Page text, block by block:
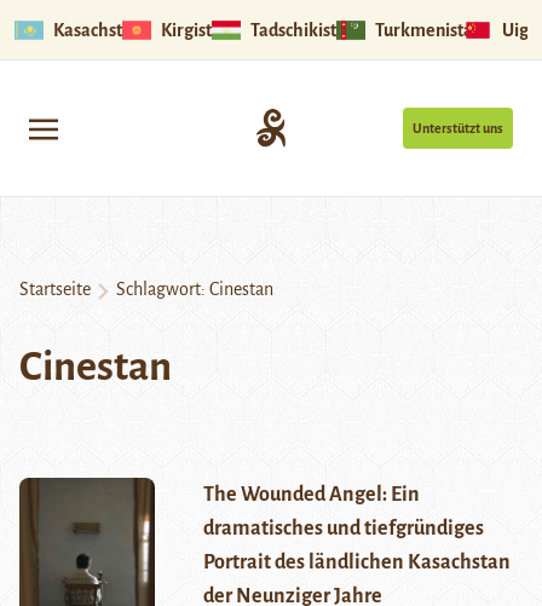
Kasachstan Kirgistan Tadschikistan Turkmenistan
Unterstützt uns
Startseite Schlagwort: Cinestan
Cinestan
The Wounded Angel: Ein
dramatisches und tiefgründiges
Portrait des ländlichen Kasachstan
der Neunziger Jahre